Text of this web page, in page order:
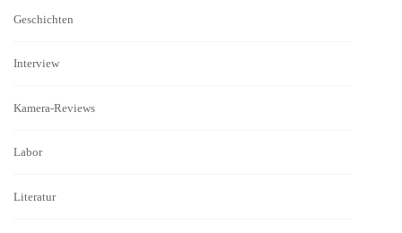
Geschichten
Interview
Kamera-Reviews
Labor
Literatur